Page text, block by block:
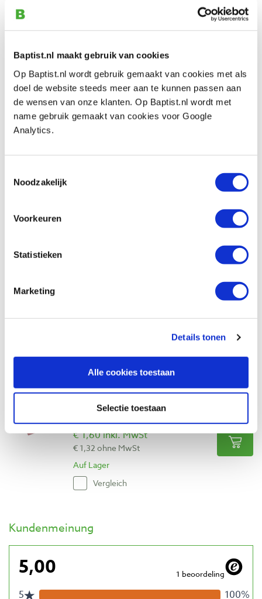
Baptist.nl maakt gebruik van cookies
Op Baptist.nl wordt gebruik gemaakt van cookies met als
doel de website steeds meer aan te kunnen passen aan
de wensen van onze klanten. Op Baptist.nl wordt met
name gebruik gemaakt van cookies voor Google
Analytics.
Noodzakelijk
Voorkeuren
Statistieken
Marketing
Details tonen
Alle cookies toestaan
Selectie toestaan
€ 1,36 ohne MwSt
Auf Lager
Vergleich
Schuurvel aluminium oxide korrel 180
Schuurvel aluminium oxide korrel 240
€ 1,32 ohne MwSt
Schuurvel aluminium oxide korrel 320
papier (droog waterproof)
Produktnummer: 2278154
€ 1,60 inkl. MwSt
€ 1,32 ohne MwSt
Auf Lager
Vergleich
Kundenmeinung